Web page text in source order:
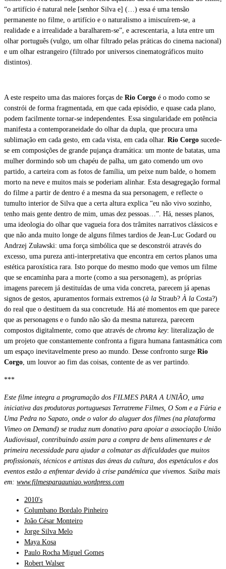
“o artifício é natural nele [senhor Silva e] (…) essa é uma tensão
permanente no filme, o artifício e o naturalismo a imiscuírem-se, a
realidade e a irrealidade a baralharem-se”, e acrescentaria, a luta entre um
olhar português (vulgo, um olhar filtrado pelas práticas do cinema nacional)
e um olhar estrangeiro (filtrado por universos cinematográficos muito
distintos).
A este respeito uma das maiores forças de Rio Corgo é o modo como se
constrói de forma fragmentada, em que cada episódio, e quase cada plano,
podem facilmente tornar-se independentes. Essa singularidade em potência
manifesta a contemporaneidade do olhar da dupla, que procura uma
sublimação em cada gesto, em cada vista, em cada olhar. Rio Corgo sucede-
se em composições de grande pujança dramática: um monte de batatas, uma
mulher dormindo sob um chapéu de palha, um gato comendo um ovo
partido, a carteira com as fotos de família, um peixe num balde, o homem
morto na neve e muitos mais se poderiam alinhar. Esta desagregação formal
do filme a partir de dentro é a mesma da sua personagem, e reflecte o
tumulto interior de Silva que a certa altura explica “eu não vivo sozinho,
tenho mais gente dentro de mim, umas dez pessoas…”. Há, nesses planos,
uma ideologia do olhar que vagueia fora dos trâmites narrativos clássicos e
que não anda muito longe de alguns filmes tardios de Jean-Luc Godard ou
Andrzej Zuławski: uma força simbólica que se desconstrói através do
excesso, uma pureza anti-interpretativa que encontra em certos planos uma
estética paroxística rara. Isto porque do mesmo modo que vemos um filme
que se encaminha para a morte (como a sua personagem), as próprias
imagens parecem já destituídas de uma vida concreta, parecem já apenas
signos de gestos, apuramentos formais extremos (à la Straub? À la Costa?)
do real que o destituem da sua concretude. Há até momentos em que parece
que as personagens e o fundo não são da mesma natureza, parecem
compostos digitalmente, como que através de chroma key: literalização de
um projeto que constantemente confronta a figura humana fantasmática com
um espaço inevitavelmente preso ao mundo. Desse confronto surge Rio
Corgo , um louvor ao fim das coisas, contente de as ver partindo.
***
Este filme integra a programação dos FILMES PARA A UNIÃO, uma
iniciativa das produtoras portuguesas Terratreme Filmes, O Som e a Fúria e
Uma Pedra no Sapato, onde o valor do aluguer dos filmes (na plataforma
Vimeo on Demand) se traduz num donativo para apoiar a associação União
Audiovisual, contribuindo assim para a compra de bens alimentares e de
primeira necessidade para ajudar a colmatar as dificuldades que muitos
profissionais, técnicos e artistas das áreas da cultura, dos espetáculos e dos
eventos estão a enfrentar devido à crise pandémica que vivemos. Saiba mais
em: www.filmesparaauniao.wordpress.com
2010's
Columbano Bordalo Pinheiro
João César Monteiro
Jorge Silva Melo
Maya Kosa
Paulo Rocha Miguel Gomes
Robert Walser